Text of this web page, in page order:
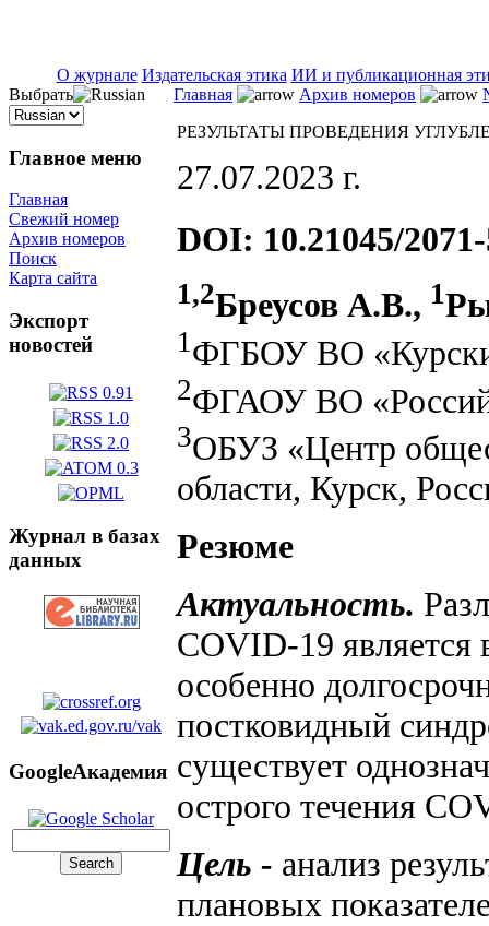
О журнале Издательская этика ИИ и публикационная
Выбрать
Главное меню
Главная
Свежий номер
Архив номеров
Поиск
Карта сайта
Экспорт
новостей
Журнал в базах
данных
GoogleАкадемия
Главная Архив номеров
РЕЗУЛЬТАТЫ ПРОВЕДЕНИЯ
27.07.2023 г.
DOI: 10.21045/
1,2Бреусов А.В., 1
1 ФГБОУ ВО
2ФГАОУ ВО
3ОБУЗ «Центр
области, Курск,
Резюме
Актуальность.
COVID-19 является
особенно
постковидный
существует
острого течения
Цель - анализ
плановых